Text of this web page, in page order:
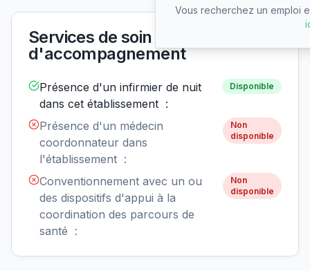
Services de soin et
d'accompagnement
Présence d'un infirmier de nuit
dans cet établissement :
Disponible
Présence d'un médecin
coordonnateur dans
l'établissement :
Non
disponible
Conventionnement avec un ou
des dispositifs d'appui à la
coordination des parcours de
santé :
Non
disponible
Vous recherchez un emploi